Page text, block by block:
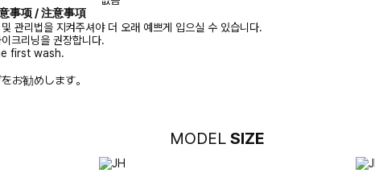
事项 / 注意事項
관리법을 지켜주셔야 더 오래 예쁘게 입으실 수 있습니다.
크리닝을 권장합니다.
first wash.
お勧めします。
MODEL SIZE